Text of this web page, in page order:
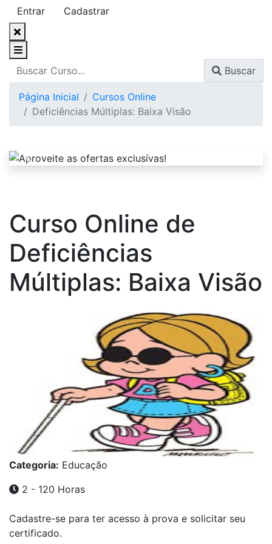
Entrar
Cadastrar
Buscar
Página Inicial
Cursos Online
Deficiências Múltiplas: Baixa Visão
Curso Online de
Deficiências
Múltiplas: Baixa Visão
Categoria: Educação
2 - 120 Horas
Cadastre-se para ter acesso à prova e solicitar seu
certificado.